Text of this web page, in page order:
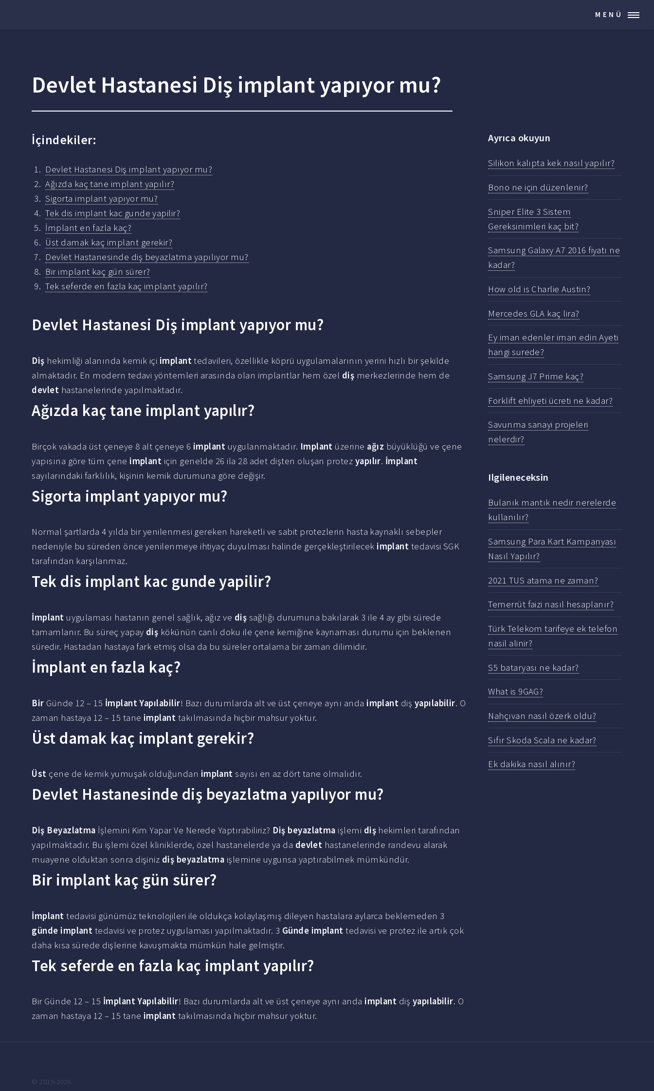
MENÜ
Devlet Hastanesi Diş implant yapıyor mu?
İçindekiler:
Devlet Hastanesi Diş implant yapıyor mu?
Ağızda kaç tane implant yapılır?
Sigorta implant yapıyor mu?
Tek dis implant kac gunde yapilir?
İmplant en fazla kaç?
Üst damak kaç implant gerekir?
Devlet Hastanesinde diş beyazlatma yapılıyor mu?
Bir implant kaç gün sürer?
Tek seferde en fazla kaç implant yapılır?
Devlet Hastanesi Diş implant yapıyor mu?
Diş hekimliği alanında kemik içi implanttedavileri, özellikle köprü uygulamalarının yerini hızlı bir şekilde
almaktadır. En modern tedavi yöntemleri arasında olan implantlar hem özel diş merkezlerinde hem de
devlet hastanelerinde yapılmaktadır.
Ağızda kaç tane implant yapılır?
Birçok vakada üst çeneye 8 alt çeneye 6 implant uygulanmaktadır. Implant üzerine ağız büyüklüğü ve çene
yapısına göre tüm çene implant için genelde 26 ila 28 adet dişten oluşan protez yapılır. İmplant
sayılarındaki farklılık, kişinin kemik durumuna göre değişir.
Sigorta implant yapıyor mu?
Normal şartlarda 4 yılda bir yenilenmesi gereken hareketli ve sabit protezlerin hasta kaynaklı sebepler
nedeniyle bu süreden önce yenilenmeye ihtiyaç duyulması halinde gerçekleştirilecek implant tedavisi SGK
tarafından karşılanmaz.
Tek dis implant kac gunde yapilir?
İmplant uygulaması hastanın genel sağlık, ağız ve diş sağlığı durumuna bakılarak 3 ile 4 ay gibi sürede
tamamlanır. Bu süreç yapay diş kökünün canlı doku ile çene kemiğine kaynaması durumu için beklenen
süredir. Hastadan hastaya fark etmiş olsa da bu süreler ortalama bir zaman dilimidir.
İmplant en fazla kaç?
Bir Günde 12 – 15 İmplant Yapılabilir! Bazı durumlarda alt ve üst çeneye aynı anda implant diş yapılabilir. O
zaman hastaya 12 – 15 tane implant takılmasında hiçbir mahsur yoktur.
Üst damak kaç implant gerekir?
Üst çene de kemik yumuşak olduğundan implant sayısı en az dört tane olmalıdır.
Devlet Hastanesinde diş beyazlatma yapılıyor mu?
Diş Beyazlatma İşlemini Kim Yapar Ve Nerede Yaptırabiliriz? Diş beyazlatma işlemi diş hekimleri tarafından
yapılmaktadır. Bu işlemi özel kliniklerde, özel hastanelerde ya da devlet hastanelerinde randevu alarak
muayene olduktan sonra dişiniz diş beyazlatma işlemine uygunsa yaptırabilmek mümkündür.
Bir implant kaç gün sürer?
İmplant tedavisi günümüz teknolojileri ile oldukça kolaylaşmış dileyen hastalara aylarca beklemeden 3
günde implant tedavisi ve protez uygulaması yapılmaktadır. 3 Günde implant tedavisi ve protez ile artık çok
daha kısa sürede dişlerine kavuşmakta mümkün hale gelmiştir.
Tek seferde en fazla kaç implant yapılır?
Bir Günde 12 – 15 İmplant Yapılabilir! Bazı durumlarda alt ve üst çeneye aynı anda implant diş yapılabilir. O
zaman hastaya 12 – 15 tane implant takılmasında hiçbir mahsur yoktur.
Ayrıca okuyun
Silikon kalıpta kek nasıl yapılır?
Bono ne için düzenlenir?
Sniper Elite 3 Sistem
Gereksinimleri kaç bit?
Samsung Galaxy A7 2016 fiyatı ne
kadar?
How old is Charlie Austin?
Mercedes GLA kaç lira?
Ey iman edenler iman edin Ayeti
hangi surede?
Samsung J7 Prime kaç?
Forklift ehliyeti ücreti ne kadar?
Savunma sanayi projeleri
nelerdir?
Ilgileneceksin
Bulanık mantık nedir nerelerde
kullanılır?
Samsung Para Kart Kampanyası
Nasıl Yapılır?
2021 TUS atama ne zaman?
Temerrüt faizi nasıl hesaplanır?
Türk Telekom tarifeye ek telefon
nasil alinir?
S5 bataryası ne kadar?
What is 9GAG?
Nahçıvan nasıl özerk oldu?
Sıfır Skoda Scala ne kadar?
Ek dakika nasıl alınır?
© 2019-2026.